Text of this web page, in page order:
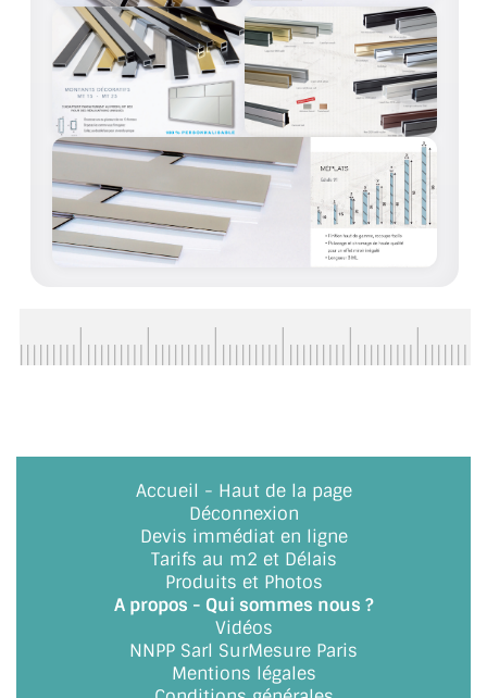
NOUS TROUVER - BUC 78
NOUS CONTACTER
Accueil - Haut de la page
Déconnexion
Devis immédiat en ligne
Tarifs au m2 et Délais
Produits et Photos
A propos - Qui sommes nous ?
Vidéos
NNPP Sarl SurMesure Paris
Mentions légales